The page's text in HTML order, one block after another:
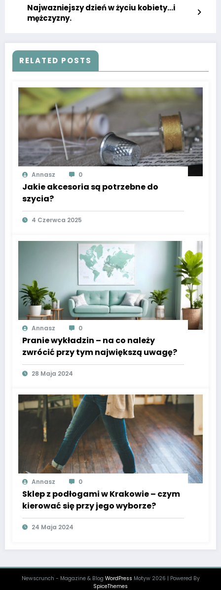
Najwazniejszy dzień w życiu kobiety…i
mężczyzny.
RELATED POSTS
Annasz 0
Jakie akcesoria są potrzebne do
szycia?
4 Czerwca 2025
Annasz 0
Pranie wykładzin – na co należy
zwrócić przy tym największą uwagę?
28 Maja 2024
Annasz 0
Sklep z podłogami w Krakowie – czym
kierować się przy jego wyborze?
24 Maja 2024
Newscrunch - Magazine & Blog WordPress Motyw 2026 | Powered By
SpiceThemes